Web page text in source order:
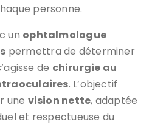
personne.
un ophtalmologue
permettra de déterminer
de chirurgie au
. L’objectif
une vision nette, adaptée
et respectueuse du